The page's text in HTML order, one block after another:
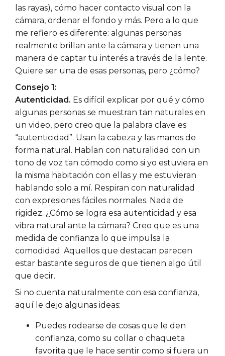
las rayas), cómo hacer contacto visual con la
cámara, ordenar el fondo y más. Pero a lo que
me refiero es diferente: algunas personas
realmente brillan ante la cámara y tienen una
manera de captar tu interés a través de la lente.
Quiere ser una de esas personas, pero ¿cómo?
Consejo 1:
Autenticidad. Es difícil explicar por qué y cómo
algunas personas se muestran tan naturales en
un video, pero creo que la palabra clave es
“autenticidad”. Usan la cabeza y las manos de
forma natural. Hablan con naturalidad con un
tono de voz tan cómodo como si yo estuviera en
la misma habitación con ellas y me estuvieran
hablando solo a mí. Respiran con naturalidad
con expresiones fáciles normales. Nada de
rigidez. ¿Cómo se logra esa autenticidad y esa
vibra natural ante la cámara? Creo que es una
medida de confianza lo que impulsa la
comodidad. Aquellos que destacan parecen
estar bastante seguros de que tienen algo útil
que decir.
Si no cuenta naturalmente con esa confianza,
aquí le dejo algunas ideas:
Puedes rodearse de cosas que le den
confianza, como su collar o chaqueta
favorita que le hace sentir como si fuera un